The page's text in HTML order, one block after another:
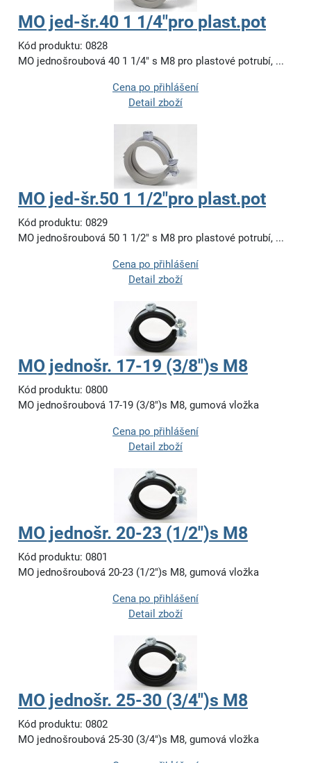
MO jed-šr.40 1 1/4"pro plast.pot
Kód produktu: 0828
MO jednošroubová 40 1 1/4" s M8 pro plastové potrubí, ...
Cena po přihlášení
Detail zboží
MO jed-šr.50 1 1/2"pro plast.pot
Kód produktu: 0829
MO jednošroubová 50 1 1/2" s M8 pro plastové potrubí, ...
Cena po přihlášení
Detail zboží
MO jednošr. 17-19 (3/8")s M8
Kód produktu: 0800
MO jednošroubová 17-19 (3/8")s M8, gumová vložka
Cena po přihlášení
Detail zboží
MO jednošr. 20-23 (1/2")s M8
Kód produktu: 0801
MO jednošroubová 20-23 (1/2")s M8, gumová vložka
Cena po přihlášení
Detail zboží
MO jednošr. 25-30 (3/4")s M8
Kód produktu: 0802
MO jednošroubová 25-30 (3/4")s M8, gumová vložka